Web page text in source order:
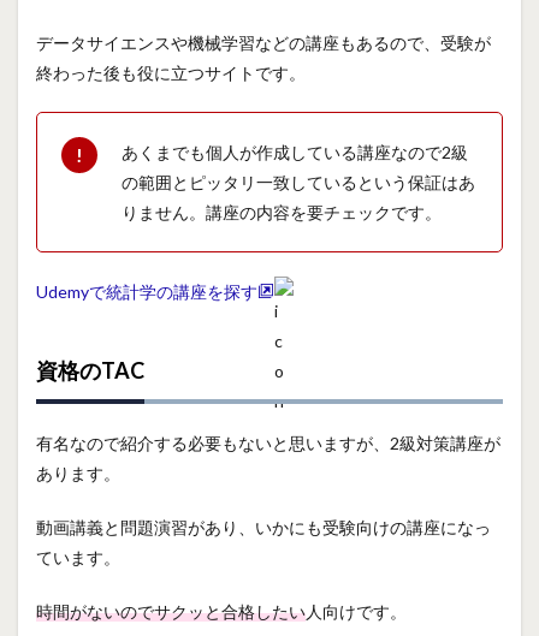
データサイエンスや機械学習などの講座もあるので、受験が
終わった後も役に立つサイトです。
あくまでも個人が作成している講座なので2級
の範囲とピッタリ一致しているという保証はあ
りません。講座の内容を要チェックです。
Udemyで統計学の講座を探す
資格のTAC
有名なので紹介する必要もないと思いますが、2級対策講座が
あります。
動画講義と問題演習があり、いかにも受験向けの講座になっ
ています。
時間がないのでサクッと合格したい人向けです。